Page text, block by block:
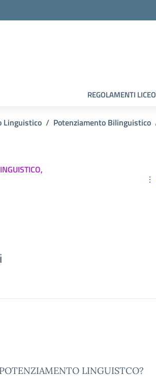
REGOLAMENTI LICEO
Linguistico Potenziamento Bilinguistico
LINGUISTCO?